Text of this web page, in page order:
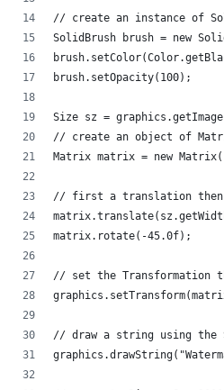
// create an instance of
SolidBrush brush = new
brush.setOpacity(100);
Size sz =
// create an object of
Matrix matrix = new
// first a
matrix.rotate(-45.0f);
// set the Transformation
// draw a string using the